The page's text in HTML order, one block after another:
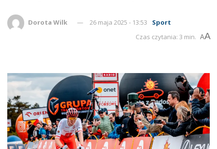
Dorota Wilk 26 maja 2025 - 13:53
Sport
Czas czytania: 3 min. AA